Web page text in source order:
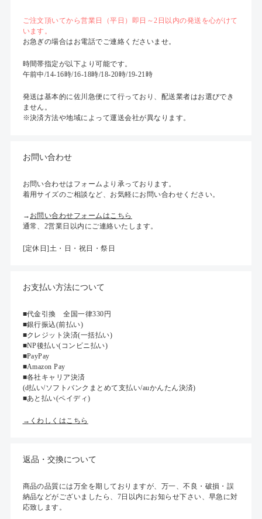
ご注文頂いてから営業日（平日）即日～2日以内の発送を心がけて
います。
お急ぎの場合はお電話でご連絡くださいませ。
時間帯指定が以下より可能です。
午前中/14-16時/16-18時/18-20時/19-21時
発送は基本的に佐川急便にて行っており、配送業者はお選びでき
ません。
※決済方法や地域によって運送会社が異なります。
お問い合わせ
お問い合わせはフォームより承っております。
着用サイズのご相談など、お気軽にお問い合わせください。
→ お問い合わせフォームはこちら
通常、2営業日以内にご連絡いたします。
[定休日]土・日・祝日・祭日
お支払い方法について
■代金引換 全国一律330円
■銀行振込(前払い)
■クレジット決済(一括払い)
■NP後払い(コンビニ払い)
■PayPay
■Amazon Pay
■各社キャリア決済
(d払い/ソフトバンクまとめて支払い/auかんたん決済)
■あと払い(ペイディ)
→くわしくはこちら
返品・交換について
商品の品質には万全を期しておりますが、万一、不良・破損・誤
納品などがございましたら、7日以内にお知らせ下さい、早急に対
応致します。